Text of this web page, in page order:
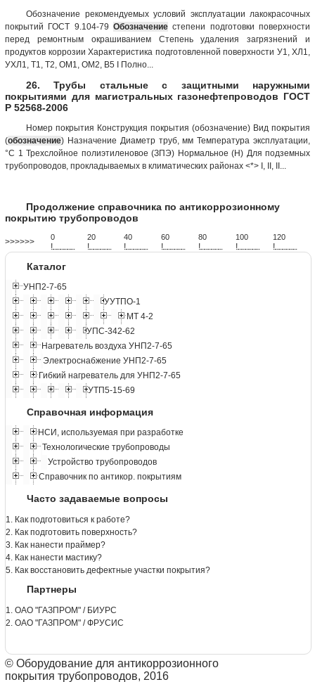
Обозначение рекомендуемых условий эксплуатации лакокрасочных
покрытий ГОСТ 9.104-79 Обозначение степени подготовки поверхности
перед ремонтным окрашиванием Степень удаления загрязнений и
продуктов коррозии Характеристика подготовленной поверхности У1, ХЛ1,
УХЛ1, T1, Т2, ОМ1, ОМ2, В5 I Полно...
26. Трубы стальные с защитными наружными
покрытиями для магистральных газонефтепроводов ГОСТ
Р 52568-2006
Номер покрытия Конструкция покрытия (обозначение) Вид покрытия
(обозначение) Назначение Диаметр труб, мм Температура эксплуатации,
°С 1 Трехслойное полиэтиленовое (ЗПЭ) Нормальное (Н) Для подземных
трубопроводов, прокладываемых в климатических районах <*> I, II, II...
Продолжение справочника по антикоррозионному
покрытию трубопроводов
>>>>>> 0
!...................
20
!...................
40
!...................
60
!...................
80
!...................
100
!...................
120
!...................
Каталог
УНП2-7-65
УУТПО-1
МТ 4-2
УПС-342-62
Нагреватель воздуха УНП2-7-65
Электроснабжение УНП2-7-65
Гибкий нагреватель для УНП2-7-65
УТП5-15-69
Справочная информация
НСИ, используемая при разработке
Технологические трубопроводы
Устройство трубопроводов
Справочник по антикор. покрытиям
Часто задаваемые вопросы
1. Как подготовиться к работе?
2. Как подготовить поверхность?
3. Как нанести праймер?
4. Как нанести мастику?
5. Как восстановить дефектные участки покрытия?
Партнеры
1. ОАО "ГАЗПРОМ" / БИУРС
2. ОАО "ГАЗПРОМ" / ФРУСИС
© Оборудование для антикоррозионного
покрытия трубопроводов, 2016